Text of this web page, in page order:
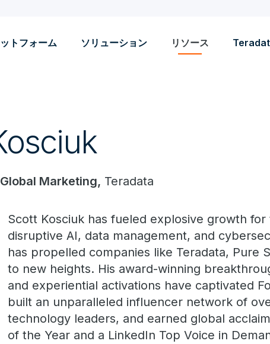
トフォーム ソリューション リソース
Marketing, Teradata
Scott Kosciuk has fueled explosive growth for
disruptive AI, data management, and
has propelled companies like Teradata, Pure
to new heights. His award-winning
and experiential activations have captivated
built an unparalleled influencer network of
technology leaders, and earned global
of the Year and a LinkedIn Top Voice in